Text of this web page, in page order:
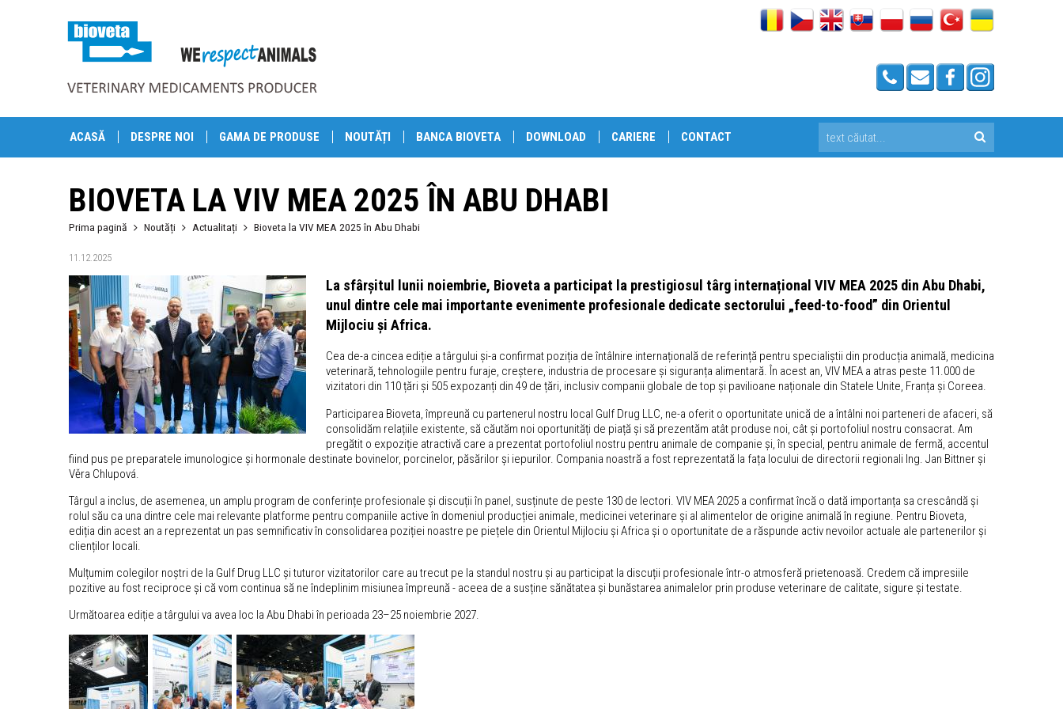
ACASĂ DESPRE NOI GAMA DE PRODUSE NOUTĂȚI BANCA BIOVETA DOWNLOAD CARIERE CONTACT
BIOVETA LA VIV MEA 2025 ÎN ABU DHABI
Prima pagină Noutăți Actualitați Bioveta la VIV MEA 2025 în Abu Dhabi
11.12.2025
La sfârșitul lunii noiembrie, Bioveta a participat la prestigiosul târg internațional VIV MEA 2025 din Abu Dhabi,
unul dintre cele mai importante evenimente profesionale dedicate sectorului „feed-to-food” din Orientul
Mijlociu și Africa.
Cea de-a cincea ediție a târgului și-a confirmat poziția de întâlnire internațională de referință pentru specialiștii din producția animală, medicina
veterinară, tehnologiile pentru furaje, creștere, industria de procesare și siguranța alimentară. În acest an, VIV MEA a atras peste 11.000 de
vizitatori din 110 țări și 505 expozanți din 49 de țări, inclusiv companii globale de top și pavilioane naționale din Statele Unite, Franța și Coreea.
Participarea Bioveta, împreună cu partenerul nostru local Gulf Drug LLC, ne-a oferit o oportunitate unică de a întâlni noi parteneri de afaceri, să
consolidăm relațiile existente, să căutăm noi oportunități de piață și să prezentăm atât produse noi, cât și portofoliul nostru consacrat. Am
pregătit o expoziție atractivă care a prezentat portofoliul nostru pentru animale de companie și, în special, pentru animale de fermă, accentul
fiind pus pe preparatele imunologice și hormonale destinate bovinelor, porcinelor, păsărilor și iepurilor. Compania noastră a fost reprezentată la fața locului de directorii regionali Ing. Jan Bittner și
Věra Chlupová.
Târgul a inclus, de asemenea, un amplu program de conferințe profesionale și discuții în panel, susținute de peste 130 de lectori. VIV MEA 2025 a confirmat încă o dată importanța sa crescândă și
rolul său ca una dintre cele mai relevante platforme pentru companiile active în domeniul producției animale, medicinei veterinare și al alimentelor de origine animală în regiune. Pentru Bioveta,
ediția din acest an a reprezentat un pas semnificativ în consolidarea poziției noastre pe piețele din Orientul Mijlociu și Africa și o oportunitate de a răspunde activ nevoilor actuale ale partenerilor și
clienților locali.
Mulțumim colegilor noștri de la Gulf Drug LLC și tuturor vizitatorilor care au trecut pe la standul nostru și au participat la discuții profesionale într-o atmosferă prietenoasă. Credem că impresiile
pozitive au fost reciproce și că vom continua să ne îndeplinim misiunea împreună - aceea de a susține sănătatea și bunăstarea animalelor prin produse veterinare de calitate, sigure și testate.
Următoarea ediție a târgului va avea loc la Abu Dhabi în perioada 23–25 noiembrie 2027.